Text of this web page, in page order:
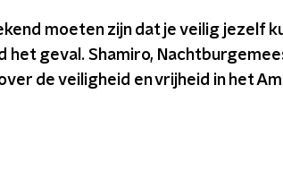
moeten zijn dat je veilig jezelf
het geval. Shamiro,
de veiligheid en vrijheid in het